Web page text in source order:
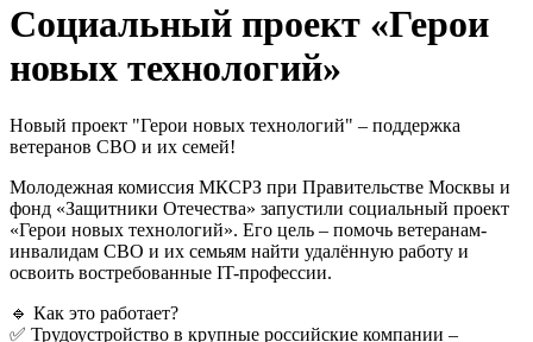
Социальный проект «Герои
новых технологий»
Новый проект "Герои новых технологий" – поддержка
ветеранов СВО и их семей!
Молодежная комиссия МКСРЗ при Правительстве Москвы и
фонд «Защитники Отечества» запустили социальный проект
«Герои новых технологий». Его цель – помочь ветеранам-
инвалидам СВО и их семьям найти удалённую работу и
освоить востребованные IT-профессии.
🔹 Как это работает?
✅ Трудоустройство в крупные российские компании –